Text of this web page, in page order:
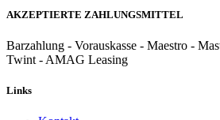
AKZEPTIERTE ZAHLUNGSMITTEL
Barzahlung - Vorauskasse - Maestro -
Twint - AMAG Leasing
Links